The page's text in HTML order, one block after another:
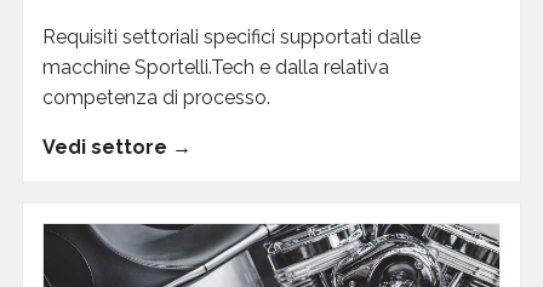
Requisiti settoriali specifici supportati dalle
macchine Sportelli.Tech e dalla relativa
competenza di processo.
Vedi settore →